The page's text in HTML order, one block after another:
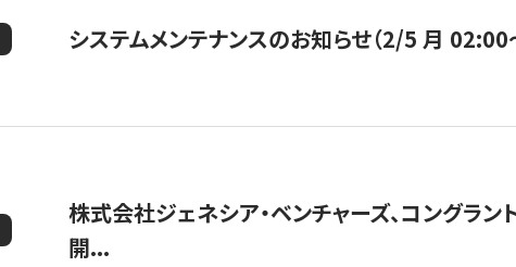
システムメンテナンスのお知らせ（2/5 月 02:00
株式会社ジェネシア・ベンチャーズ、コングラ
開...